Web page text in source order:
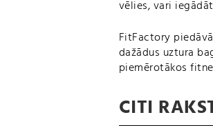
vēlies, vari
FitFactory
dažādus uztura
piemērotākos
CITI